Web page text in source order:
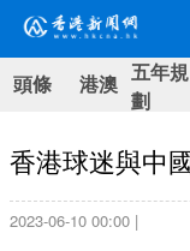
頭條 港澳 五年規
劃
香港球迷與中
2023-06-10 00:00 |